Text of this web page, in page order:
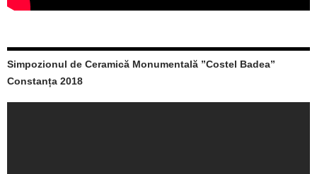
Simpozionul de Ceramică Monumentală ”Costel Badea”
Constanța 2018